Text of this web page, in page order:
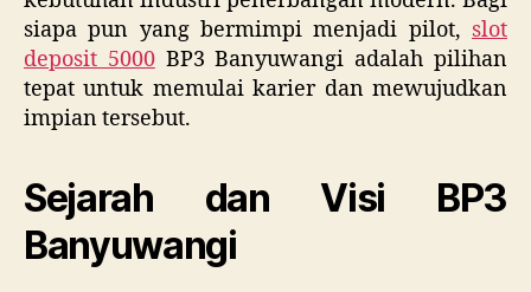
siapa pun yang bermimpi menjadi pilot, slot
deposit 5000BP3 Banyuwangi adalah pilihan
tepat untuk memulai karier dan mewujudkan
impian tersebut.
Sejarah dan Visi BP3
Banyuwangi